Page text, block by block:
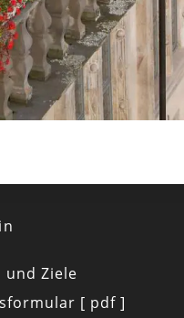
und Ziele
[ pdf ]